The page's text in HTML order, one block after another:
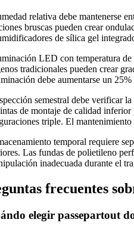
relativa debe mantenerse
bruscas pueden crear
de sílica gel
LED con temperatura
tradicionales pueden crear
debe aumentarse un
semestral debe verificar
de montaje de calidad inferior
triple. El
temporal requiere
Las fundas de polietileno
inadecuada durante el
frecuentes
elegir passepartout